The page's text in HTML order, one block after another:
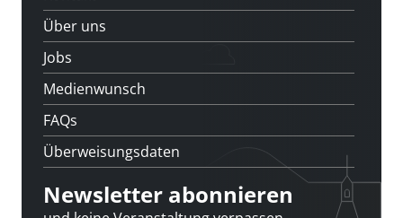
Über uns
Jobs
Medienwunsch
FAQs
Überweisungsdaten
Newsletter abonnieren